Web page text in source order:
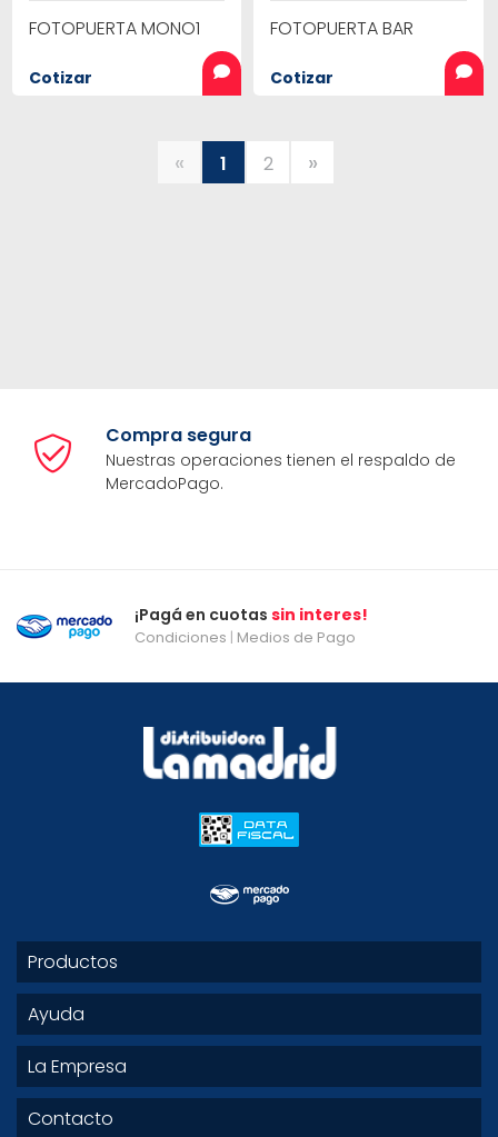
FOTOPUERTA MONO1
Cotizar
FOTOPUERTA BAR
Cotizar
« 1 2 »
Compra segura
Nuestras operaciones tienen el respaldo de
MercadoPago.
¡Pagá en cuotas sin interes!
Condiciones | Medios de Pago
Productos
Ayuda
La Empresa
Contacto